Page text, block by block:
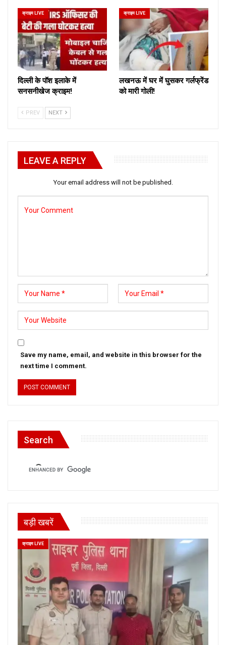
क्राइम LIVE
दिल्ली के पॉश इलाके में
सनसनीखेज क्राइम!
क्राइम LIVE
लखनऊ में घर में घुसकर गर्लफ्रेंड
को मारी गोली!
PREV NEXT
LEAVE A REPLY
Your email address will not be published.
Save my name, email, and website in this browser for the
next time I comment.
Search
बड़ी खबरें
क्राइम LIVE